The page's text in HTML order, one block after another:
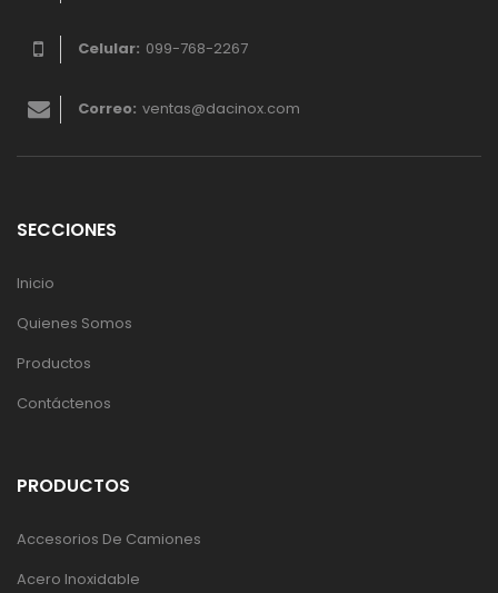
Celular: 099-768-2267
Correo: ventas@dacinox.com
SECCIONES
Inicio
Quienes Somos
Productos
Contáctenos
PRODUCTOS
Accesorios De Camiones
Acero Inoxidable